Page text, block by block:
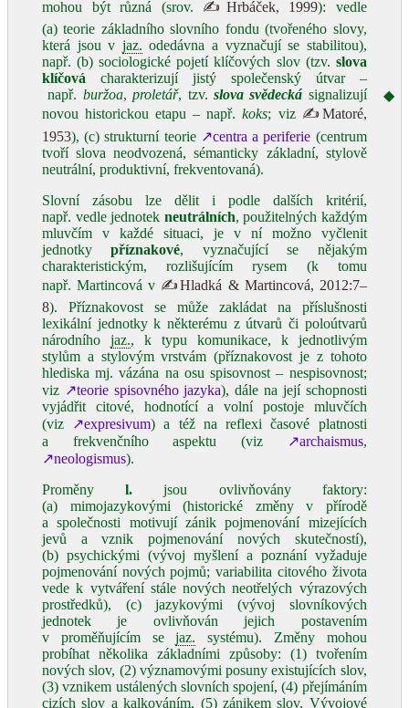
mohou být různá (srov. ✍Hrbáček, 1999): vedle
(a) teorie základního slovního fondu (tvořeného slovy,
která jsou v jaz. odedávna a vyznačují se stabilitou),
např. (b) sociologické pojetí klíčových slov (tzv. slova
klíčová charakterizují jistý společenský útvar ‒
např. buržoa,proletář, tzv. slova svědecká signalizují
novou historickou etapu ‒ např.koks; viz ✍Matoré,
1953), (c) strukturní teorie ↗centra a periferie (centrum
tvoří slova neodvozená, sémanticky základní, stylově
neutrální, produktivní, frekventovaná).
Slovní zásobu lze dělit i podle dalších kritérií,
např. vedle jednotek neutrálních, použitelných každým
mluvčím v každé situaci, je v ní možno vyčlenit
jednotkypříznakové, vyznačující se nějakým
charakteristickým, rozlišujícím rysem (k tomu
např. Martincová v ✍Hladká & Martincová, 2012:7–
8). Příznakovost se může zakládat na příslušnosti
lexikální jednotky k některému z útvarů či poloútvarů
národního jaz., k typu komunikace, k jednotlivým
stylům a stylovým vrstvám (příznakovost je z tohoto
hlediska mj. vázána na osu spisovnost ‒ nespisovnost;
viz ↗teorie spisovného jazyka), dále na její schopnosti
vyjádřit citové, hodnotící a volní postoje mluvčích
(viz
↗expresivum) a též na reflexi časové platnosti
a frekvenčního aspektu (viz
↗archaismus,
↗neologismus).
Proměnyl. jsou ovlivňovány faktory:
(a) mimojazykovými (historické změny v přírodě
a společnosti motivují zánik pojmenování mizejících
jevů a vznik pojmenování nových skutečností),
(b) psychickými (vývoj myšlení a poznání vyžaduje
pojmenování nových pojmů; variabilita citového života
vede k vytváření stále nových neotřelých výrazových
prostředků), (c) jazykovými (vývoj slovníkových
jednotek je ovlivňován jejich postavením
v proměňujícím sejaz. systému). Změny mohou
probíhat několika základními způsoby: (1) tvořením
nových slov, (2) významovými posuny existujících slov,
(3) vznikem ustálených slovních spojení, (4) přejímáním
cizích slov a kalkováním, (5) zánikem slov. Vývojové
◆